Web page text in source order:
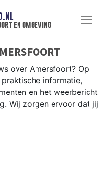
en omgeving
over Amersfoort? Op
informatie,
en het weerbericht
Wij zorgen ervoor dat jij